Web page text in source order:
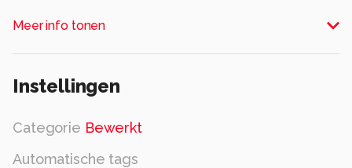
Alle rechten voorbehouden
Meer info tonen
Instellingen
Categorie Bewerkt
Automatische tags